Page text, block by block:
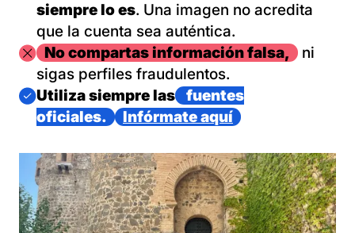
siempre lo es. Una imagen no acredita
que la cuenta sea auténtica.
ImagenNo compartas información falsa,
ni
sigas perfiles fraudulentos.
Imagen
Utiliza siempre las
fuentes
oficiales.
Infórmate aquí